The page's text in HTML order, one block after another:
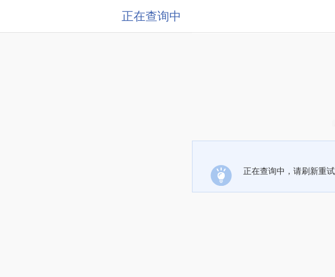
正在查询中
正在查询中，请刷新重试